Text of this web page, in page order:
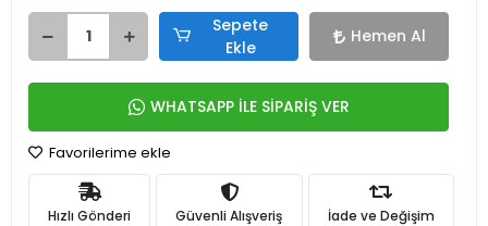
Sepete
Ekle
Hemen Al
WHATSAPP İLE SİPARİŞ VER
Favorilerime ekle
Hızlı Gönderi Güvenli Alışveriş İade ve Değişim